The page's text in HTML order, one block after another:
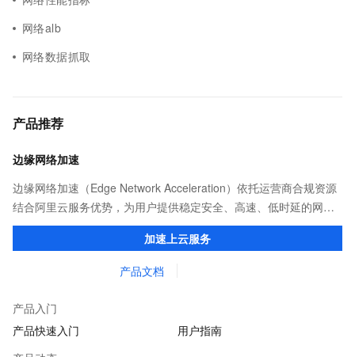
网络alb
网络数据抓取
产品推荐
边缘网络加速
边缘网络加速（Edge Network Acceleration）依托运营商合规资源
结合阿里云服务优势，为用户提供稳定安全、高速、低时延的网络
传输，解决客户不同站点的连接、组网、数据安全传输、业务质量
加速上云服务
产品文档
产品入门
产品快速入门
用户指南